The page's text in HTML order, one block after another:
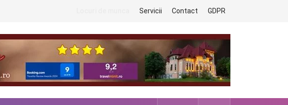
Servicii Contact GDPR